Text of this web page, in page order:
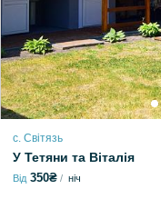
с. Світязь
У Тетяни та Віталія
Від 350₴ ніч